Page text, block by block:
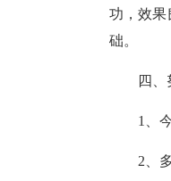
功，效果
础。
四、
1、
2、